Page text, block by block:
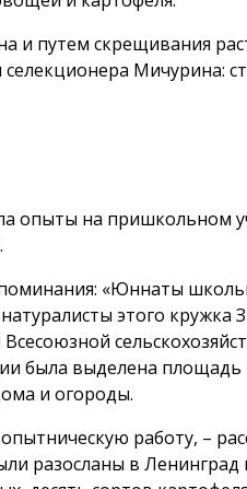
и путем скрещивания
Мичурина:
опыты на пришкольном
«Юннаты
этого
была выделена
и огороды.
работу, –
разосланы в